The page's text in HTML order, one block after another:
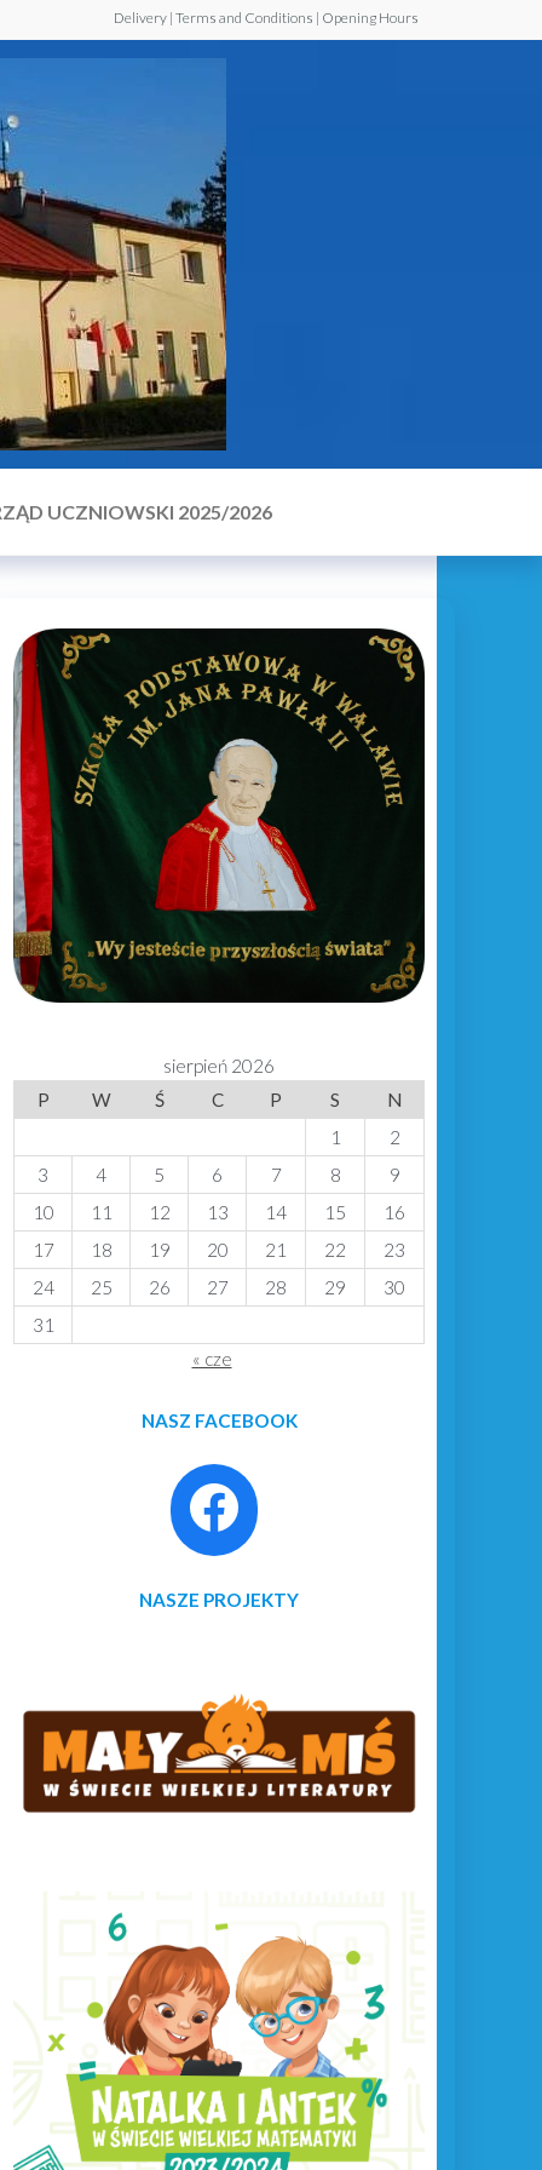
Delivery | Terms and Conditions | Opening Hours
UCZNIOWSKI 2025/2026
sierpień 2026
P
W Ś C P S
N
1
2
3
4 5 6 7 8
9
10
11 12 13 14 15
16
17
18 19 20 21 22
23
24
25 26 27 28 29
30
31
« cze
NASZ FACEBOOK
NASZE PROJEKTY